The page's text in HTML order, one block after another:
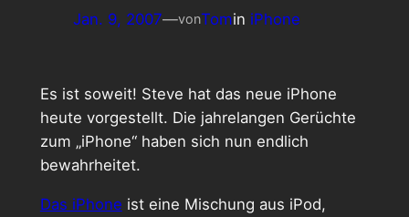
Jan. 9, 2007—vonTomin iPhone
Es ist soweit! Steve hat das neue iPhone
heute vorgestellt. Die jahrelangen Gerüchte
zum „iPhone“ haben sich nun endlich
bewahrheitet.
Das iPhone ist eine Mischung aus iPod,